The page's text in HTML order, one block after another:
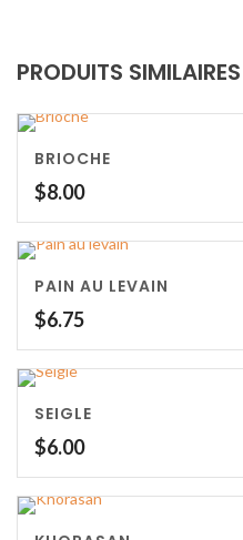
PRODUITS SIMILAIRES
BRIOCHE
$8.00
PAIN AU LEVAIN
$6.75
SEIGLE
$6.00